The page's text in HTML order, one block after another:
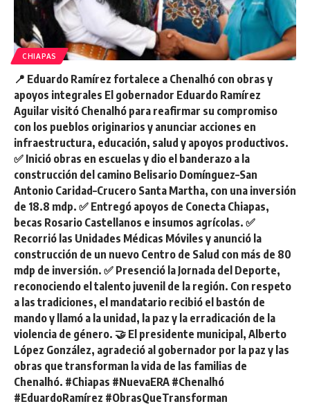
CHIAPAS
📍 Eduardo Ramírez fortalece a Chenalhó con obras y
apoyos integrales El gobernador Eduardo Ramírez
Aguilar visitó Chenalhó para reafirmar su compromiso
con los pueblos originarios y anunciar acciones en
infraestructura, educación, salud y apoyos productivos.
✅ Inició obras en escuelas y dio el banderazo a la
construcción del camino Belisario Domínguez–San
Antonio Caridad–Crucero Santa Martha, con una inversión
de 18.8 mdp. ✅ Entregó apoyos de Conecta Chiapas,
becas Rosario Castellanos e insumos agrícolas. ✅
Recorrió las Unidades Médicas Móviles y anunció la
construcción de un nuevo Centro de Salud con más de 80
mdp de inversión. ✅ Presenció la Jornada del Deporte,
reconociendo el talento juvenil de la región. Con respeto
a las tradiciones, el mandatario recibió el bastón de
mando y llamó a la unidad, la paz y la erradicación de la
violencia de género. 🤝 El presidente municipal, Alberto
López González, agradeció al gobernador por la paz y las
obras que transforman la vida de las familias de
Chenalhó. #Chiapas #NuevaERA #Chenalhó
#EduardoRamírez #ObrasQueTransforman